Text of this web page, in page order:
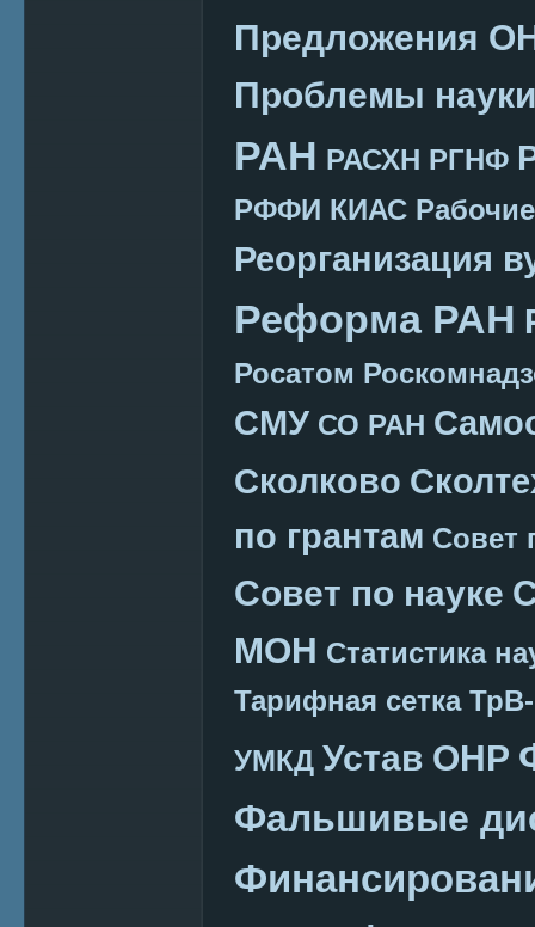
Предложения
Проблемы науки
РАН РАСХН РГНФ
РФФИ КИАС
Реорганизация
Реформа РАН
Росатом
СМУ СО РАН
Сколково
по грантам Совет
Совет по науке
МОН Статистика
Тарифная сетка
УМКД Устав ОНР
Фальшивые